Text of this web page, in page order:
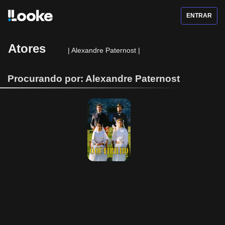
ENTRAR
Atores | Alexandre Paternost |
Procurando por: Alexandre Paternost
O Quatrilho